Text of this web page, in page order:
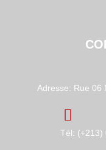
Adresse: Rue 06
Tél: (+213)